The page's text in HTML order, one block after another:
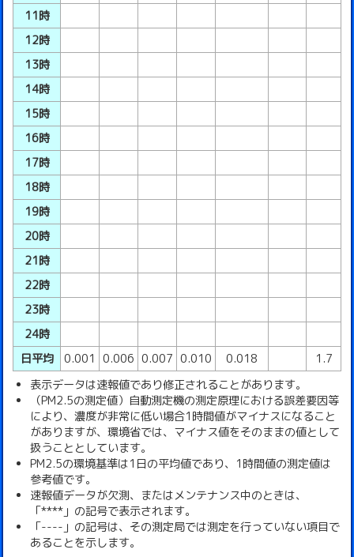
11時
12時
13時
14時
15時
16時
17時
18時
19時
20時
21時
22時
23時
24時
日平均
0.001 0.006 0.007 0.010 0.018
1.7
表示データは速報値であり修正されることがあります。
（PM2.5の測定値）自動測定機の測定原理における誤差要因等
により、濃度が非常に低い場合1時間値がマイナスになること
がありますが、環境省では、マイナス値をそのままの値として
扱うこととしています。
PM2.5の環境基準は1日の平均値であり、1時間値の測定値は
参考値です。
速報値データが欠測、またはメンテナンス中のときは、
「****」の記号で表示されます。
「----」の記号は、その測定局では測定を行っていない項目で
あることを示します。